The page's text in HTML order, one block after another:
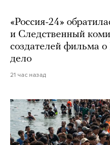
«Россия-24»
и Следственный
создателей фильма
дело
21 час назад